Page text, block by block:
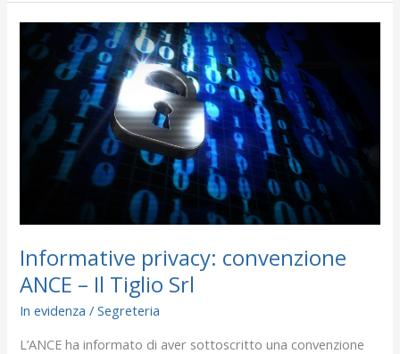
Informative privacy: convenzione
ANCE – Il Tiglio Srl
In evidenza /Segreteria
L’ANCE ha informato di aver sottoscritto una convenzione
Informative
privacy:
convenzione
ANCE